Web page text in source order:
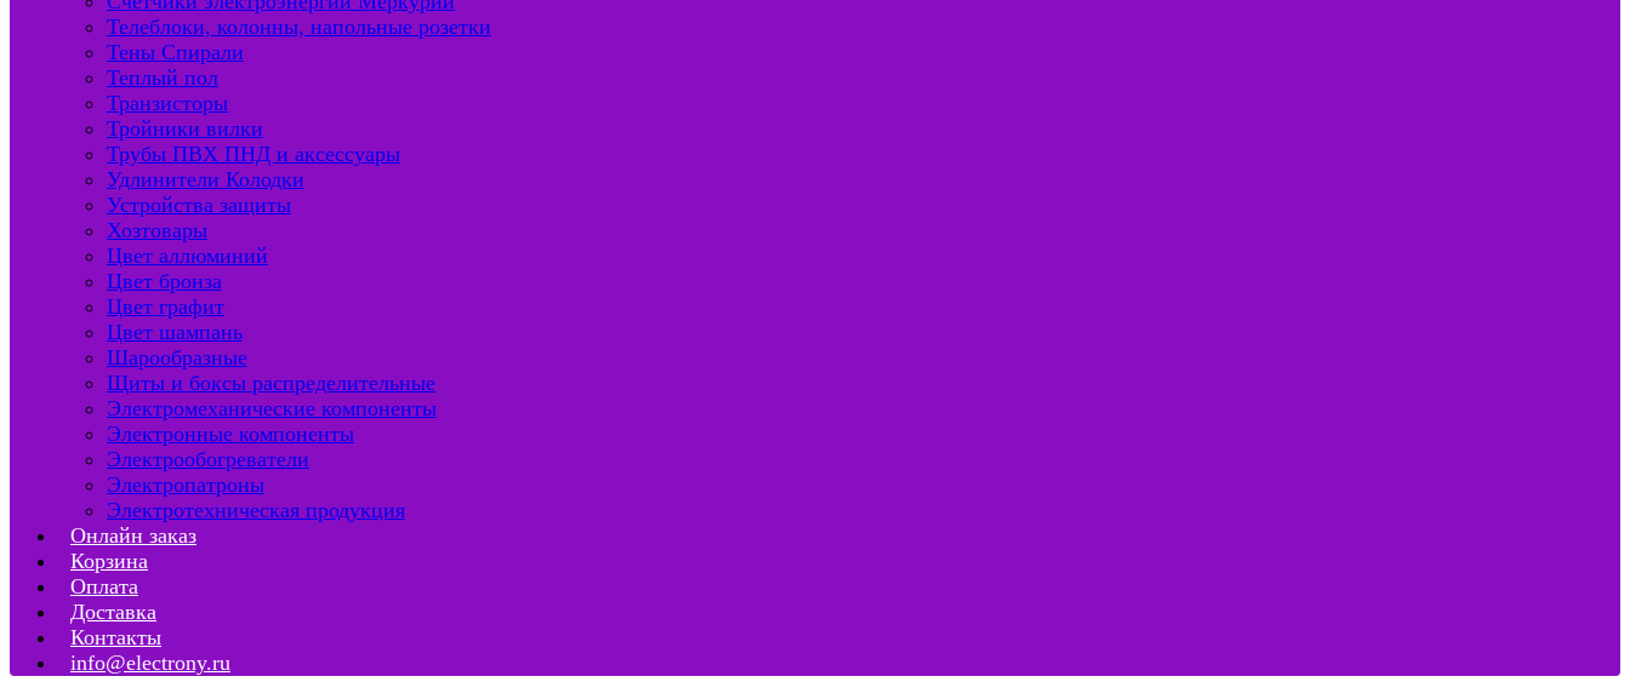
Телеблоки, колонны, напольные розетки
Тены Спирали
Теплый пол
Транзисторы
Тройники вилки
Трубы ПВХ ПНД и аксессуары
Удлинители Колодки
Устройства защиты
Хозтовары
Цвет аллюминий
Цвет бронза
Цвет графит
Цвет шампань
Шарообразные
Щиты и боксы распределительные
Электромеханические компоненты
Электронные компоненты
Электрообогреватели
Электропатроны
Электротехническая продукция
Онлайн заказ
Корзина
Оплата
Доставка
Контакты
info@electrony.ru